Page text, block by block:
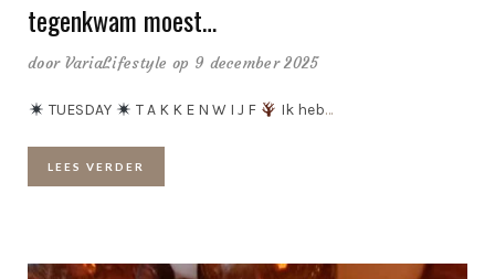
tegenkwam moest…
door VariaLifestyle op 9 december 2025
TUESDAY T A K K E N W I J F Ik heb…
LEES VERDER